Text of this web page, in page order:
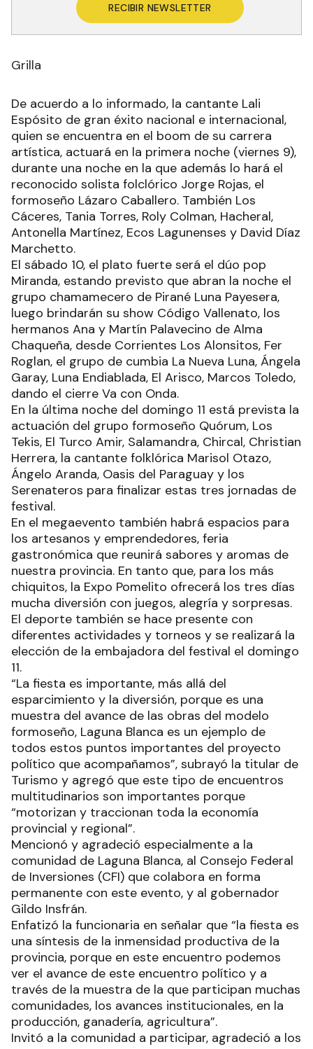
RECIBIR NEWSLETTER
Grilla
De acuerdo a lo informado, la cantante Lali
Espósito de gran éxito nacional e internacional,
quien se encuentra en el boom de su carrera
artística, actuará en la primera noche (viernes 9),
durante una noche en la que además lo hará el
reconocido solista folclórico Jorge Rojas, el
formoseño Lázaro Caballero. También Los
Cáceres, Tania Torres, Roly Colman, Hacheral,
Antonella Martínez, Ecos Lagunenses y David Díaz
Marchetto.
El sábado 10, el plato fuerte será el dúo pop
Miranda, estando previsto que abran la noche el
grupo chamamecero de Pirané Luna Payesera,
luego brindarán su show Código Vallenato, los
hermanos Ana y Martín Palavecino de Alma
Chaqueña, desde Corrientes Los Alonsitos, Fer
Roglan, el grupo de cumbia La Nueva Luna, Ángela
Garay, Luna Endiablada, El Arisco, Marcos Toledo,
dando el cierre Va con Onda.
En la última noche del domingo 11 está prevista la
actuación del grupo formoseño Quórum, Los
Tekis, El Turco Amir, Salamandra, Chircal, Christian
Herrera, la cantante folklórica Marisol Otazo,
Ángelo Aranda, Oasis del Paraguay y los
Serenateros para finalizar estas tres jornadas de
festival.
En el megaevento también habrá espacios para
los artesanos y emprendedores, feria
gastronómica que reunirá sabores y aromas de
nuestra provincia. En tanto que, para los más
chiquitos, la Expo Pomelito ofrecerá los tres días
mucha diversión con juegos, alegría y sorpresas.
El deporte también se hace presente con
diferentes actividades y torneos y se realizará la
elección de la embajadora del festival el domingo
11.
“La fiesta es importante, más allá del
esparcimiento y la diversión, porque es una
muestra del avance de las obras del modelo
formoseño, Laguna Blanca es un ejemplo de
todos estos puntos importantes del proyecto
político que acompañamos”, subrayó la titular de
Turismo y agregó que este tipo de encuentros
multitudinarios son importantes porque
“motorizan y traccionan toda la economía
provincial y regional”.
Mencionó y agradeció especialmente a la
comunidad de Laguna Blanca, al Consejo Federal
de Inversiones (CFI) que colabora en forma
permanente con este evento, y al gobernador
Gildo Insfrán.
Enfatizó la funcionaria en señalar que “la fiesta es
una síntesis de la inmensidad productiva de la
provincia, porque en este encuentro podemos
ver el avance de este encuentro político y a
través de la muestra de la que participan muchas
comunidades, los avances institucionales, en la
producción, ganadería, agricultura”.
Invitó a la comunidad a participar, agradeció a los